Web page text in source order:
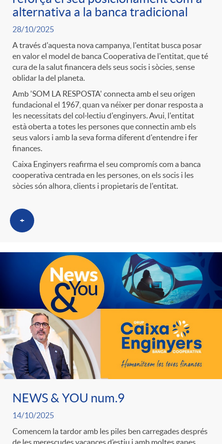
t
r
o
C
a
t
e
g
r
i
a
s
n
g
u
t
s
alternativa a la banca tradicional
28/10/2025
A través d'aquesta nova campanya, l'entitat busca posar
en valor el model de banca Cooperativa de l'entitat, que té
cura de la salut financera dels seus socis i sòcies, sense
oblidar la del planeta.
Amb 'SOM LA RESPOSTA' connecta amb el seu origen
fundacional el 1967, quan va néixer per donar resposta a
les necessitats del col·lectiu d'enginyers. Avui, l'entitat
està oberta a totes les persones que connectin amb els
seus valors i amb la seva forma diferent d'entendre i fer
finances.
Caixa Enginyers reafirma el seu compromís com a banca
cooperativa centrada en les persones, on els socis i les
sòcies són alhora, clients i propietaris de l'entitat.
+
NEWS & YOU num.9
14/10/2025
Comencem la tardor amb les piles ben carregades després
de les merescudes vacances d’estiu i amb moltes ganes